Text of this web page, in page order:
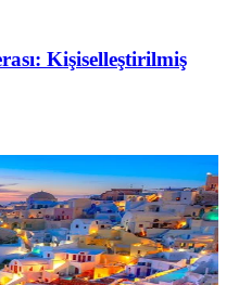
Kişiselleştirilmiş